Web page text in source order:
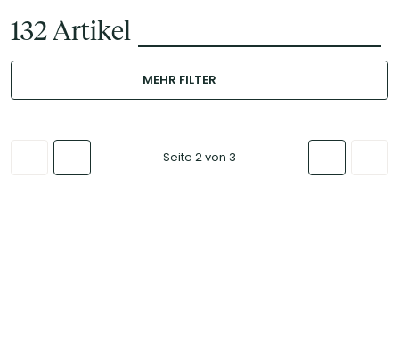
132Artikel
MEHR FILTER
Seite 2 von 3